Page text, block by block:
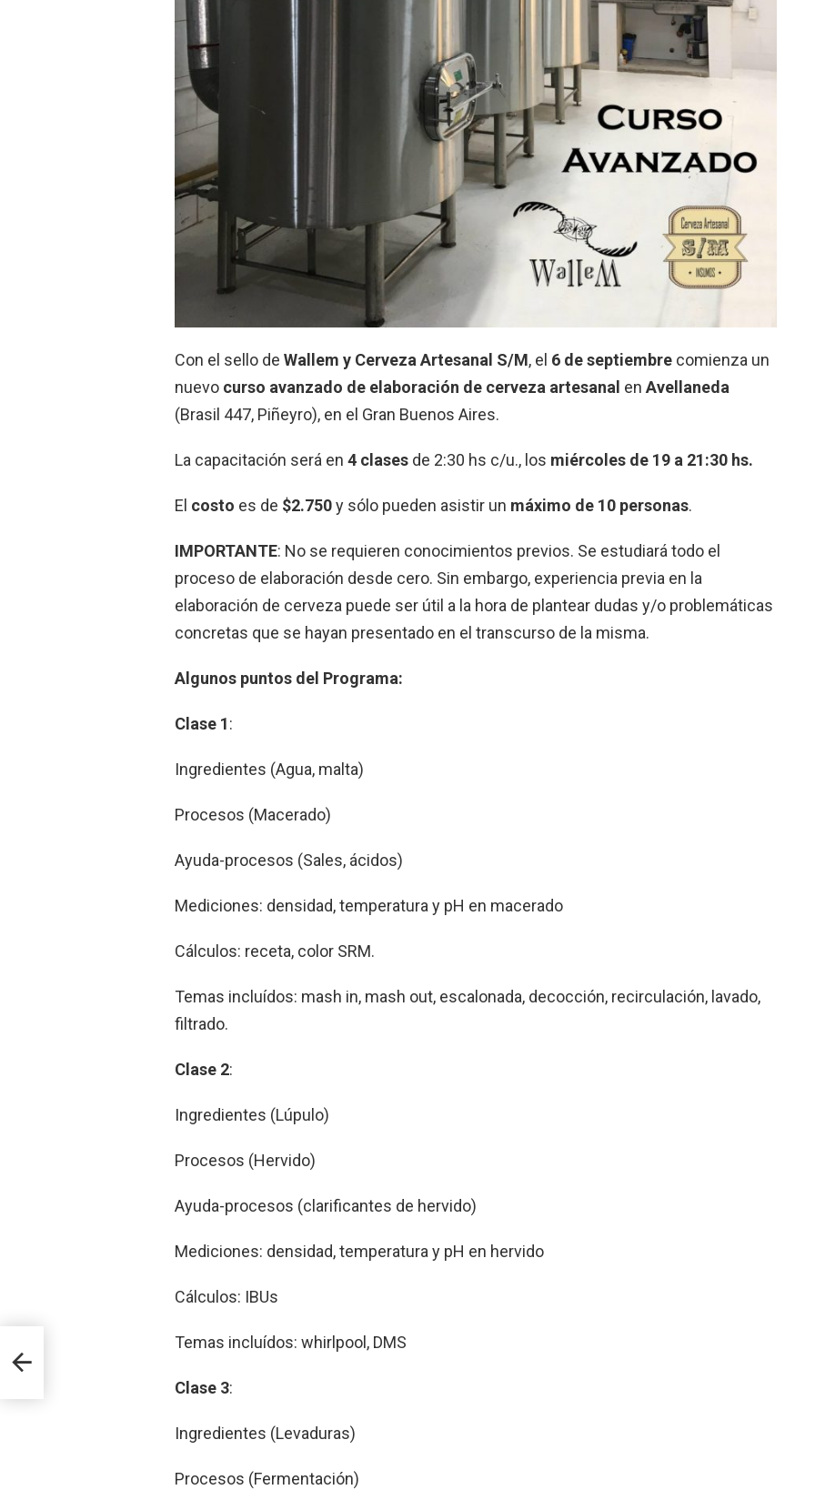
Con el sello de Wallem y Cerveza Artesanal S/M, el 6 de septiembre comienza un
nuevo curso avanzado de elaboración de cerveza artesanal en Avellaneda
(Brasil 447, Piñeyro), en el Gran Buenos Aires.
La capacitación será en 4 clases de 2:30 hs c/u., los miércoles de 19 a 21:30 hs.
El costo es de $2.750y sólo pueden asistir un máximo de 10 personas.
IMPORTANTE: No se requieren conocimientos previos. Se estudiará todo el
proceso de elaboración desde cero. Sin embargo, experiencia previa en la
elaboración de cerveza puede ser útil a la hora de plantear dudas y/o problemáticas
concretas que se hayan presentado en el transcurso de la misma.
Algunos puntos del Programa:
Clase 1:
Ingredientes (Agua, malta)
Procesos (Macerado)
Ayuda-procesos (Sales, ácidos)
Mediciones: densidad, temperatura y pH en macerado
Cálculos: receta, color SRM.
Temas incluídos: mash in, mash out, escalonada, decocción, recirculación, lavado,
filtrado.
Clase 2:
Ingredientes (Lúpulo)
Procesos (Hervido)
Ayuda-procesos (clarificantes de hervido)
Mediciones: densidad, temperatura y pH en hervido
Cálculos: IBUs
Temas incluídos: whirlpool, DMS
Clase 3:
Ingredientes (Levaduras)
Procesos (Fermentación)